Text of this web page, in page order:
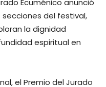
Ecuménico anunció
secciones del festival,
la dignidad
espiritual en
el Premio del Jurado